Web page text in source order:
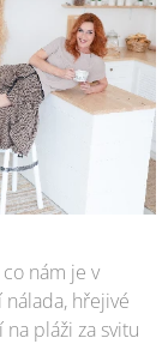
nám je v
hřejivé
pláži za svitu